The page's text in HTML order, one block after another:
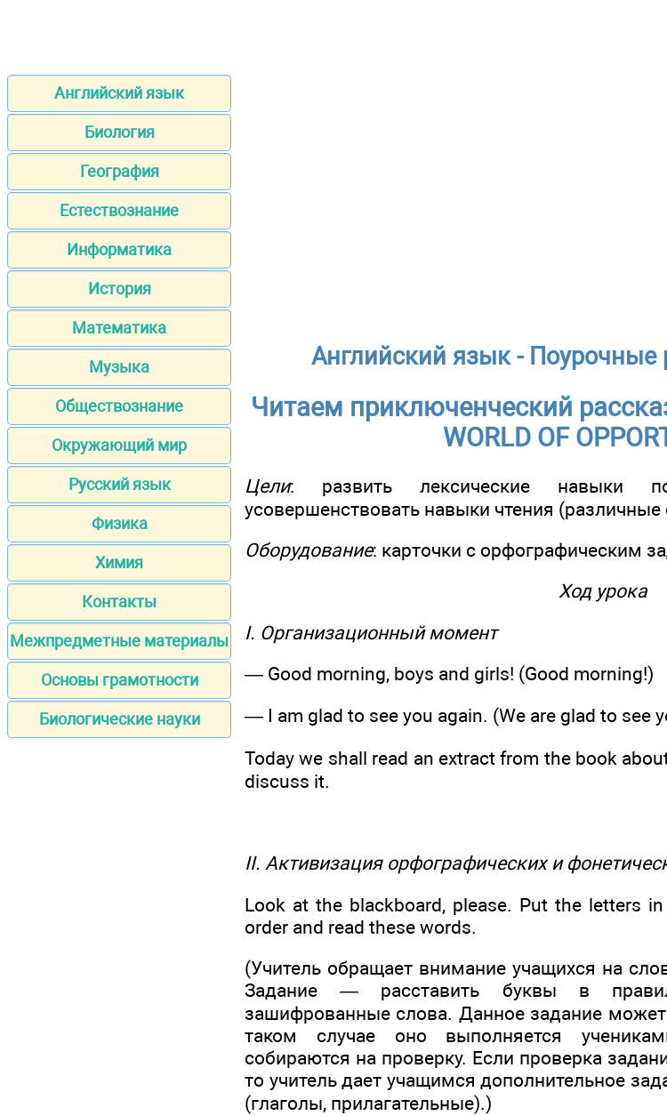
Английский язык
Биология
География
Естествознание
Информатика
История
Математика
Музыка
Обществознание
Окружающий мир
Русский язык
Физика
Химия
Контакты
Межпредметные материалы
Основы грамотности
Биологические науки
Английский язык - Поурочные
Читаем приключенческий рассказ
WORLD OF
Цели: развить лексические навыки
усовершенствовать навыки чтения (различные
Оборудование: карточки с орфографическим
Ход урока
I. Организационный момент
— Good morning, boys and girls! (Good morning!)
— I am glad to see you again. (We are glad to see
Today we shall read an extract from the book
discuss it.
II. Активизация орфографических и
Look at the blackboard, please. Put the letters
order and read these words.
(Учитель обращает внимание учащихся на
Задание — расставить буквы в
зашифрованные слова. Данное задание
таком случае оно выполняется
собираются на проверку. Если проверка
то учитель дает учащимся дополнительное
(глаголы, прилагательные).)